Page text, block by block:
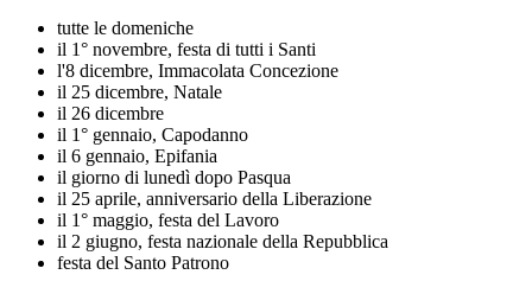
tutte le domeniche
il 1° novembre, festa di tutti i Santi
l'8 dicembre, Immacolata Concezione
il 25 dicembre, Natale
il 26 dicembre
il 1° gennaio, Capodanno
il 6 gennaio, Epifania
il giorno di lunedì dopo Pasqua
il 25 aprile, anniversario della Liberazione
il 1° maggio, festa del Lavoro
il 2 giugno, festa nazionale della Repubblica
festa del Santo Patrono